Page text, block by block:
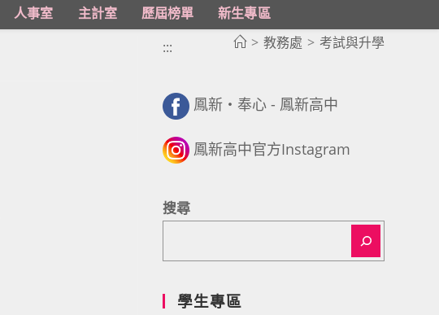
人事室 主計室 歷屆榜單
新生專區
> 教務處 > 考試與升學
:::
鳳新・奉心 - 鳳新高中
鳳新高中官方Instagram
搜尋
學生專區